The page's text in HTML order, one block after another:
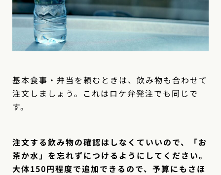
基本食事・弁当を頼むときは、飲み物も合わせて
注文しましょう。これはロケ弁発注でも同じで
す。
注文する飲み物の確認はしなくていいので、「お
茶か水」を忘れずにつけるようにしてください。
大体150円程度で追加できるので、予算にもさほ